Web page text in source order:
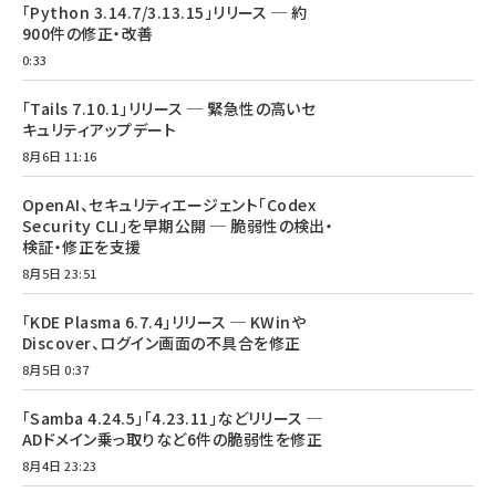
「Python 3.14.7/3.13.15」リリース ─ 約
900件の修正・改善
0:33
「Tails 7.10.1」リリース ─ 緊急性の高いセ
キュリティアップデート
8月6日 11:16
OpenAI、セキュリティエージェント「Codex
Security CLI」を早期公開 ─ 脆弱性の検出・
検証・修正を支援
8月5日 23:51
「KDE Plasma 6.7.4」リリース ─ KWinや
Discover、ログイン画面の不具合を修正
8月5日 0:37
「Samba 4.24.5」「4.23.11」などリリース ─
ADドメイン乗っ取りなど6件の脆弱性を修正
8月4日 23:23